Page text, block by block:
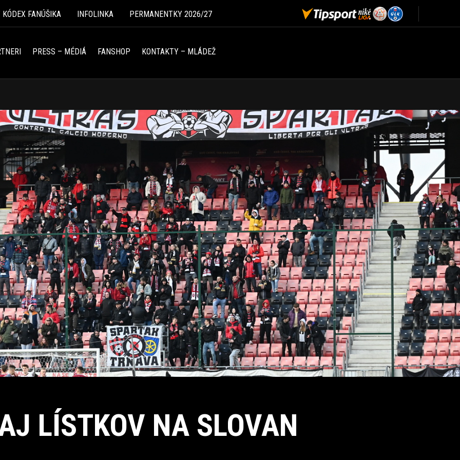
FANÚŠIKA INFOLINKA PERMANENTKY 2026/27
PRESS – MÉDIÁ FANSHOP KONTAKTY – MLÁDEŽ
LÍSTKOV NA SLOVAN